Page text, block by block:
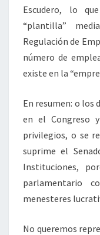
Escudero, lo
“plantilla”
Regulación de
número de
existe en la
En resumen: o los
en el Congreso
privilegios, o se
suprime el
Instituciones,
parlamentario
menesteres
No queremos